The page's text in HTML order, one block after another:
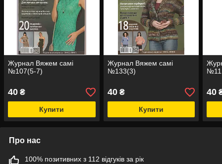
Журнал Вяжем самі
№107(5-7)
40 ₴
Купити
Журнал Вяжем самі
№133(3)
40₴
Купити
40
Про нас
100% позитивних з 112 відгуків за рік